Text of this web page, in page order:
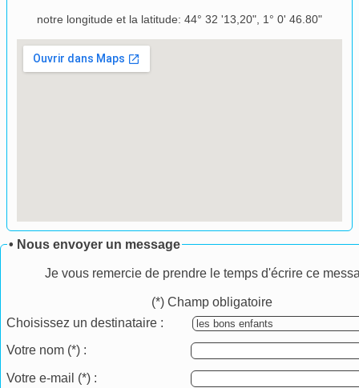
notre longitude et la latitude: 44° 32 '13,20", 1° 0' 46.80"
• Nous envoyer un message
Je vous remercie de prendre le temps d'écrire ce
(*) Champ obligatoire
Choisissez un destinataire :
Votre nom (*) :
Votre e-mail (*) :